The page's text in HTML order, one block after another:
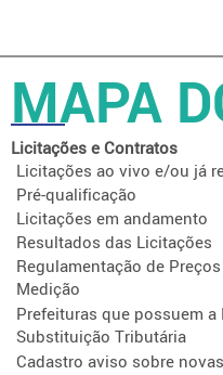
MAPA
Licitações e Contratos
Licitações ao vivo e/ou já
Pré-qualificação
Licitações em andamento
Resultados das Licitações
Regulamentação de
Medição
Prefeituras que possuem a
Substituição Tributária
Cadastro aviso sobre